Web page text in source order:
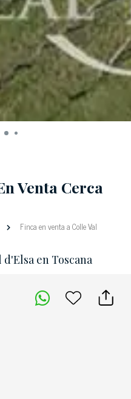
Venta Cerca
Finca en venta a Colle Val
en Toscana